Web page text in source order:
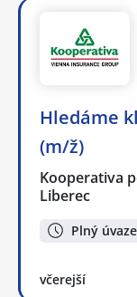
Hledáme
(m/ž)
Kooperativa
Liberec
Plný
včerejší